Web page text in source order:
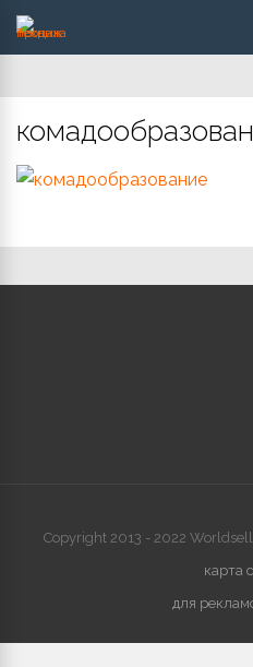
Copyright 2013 - 2022
карта
для